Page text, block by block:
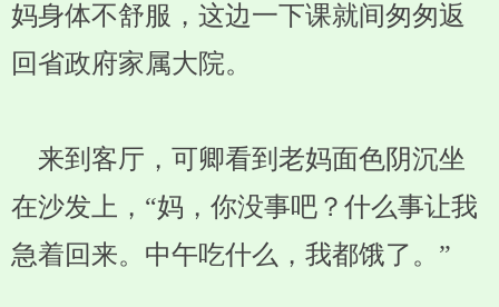
妈身体不舒服，这边一下课就间匆匆返
回省政府家属大院。
来到客厅，可卿看到老妈面色阴沉坐
在沙发上，“妈，你没事吧？什么事让我
急着回来。中午吃什么，我都饿了。”